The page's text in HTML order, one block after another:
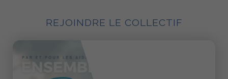
REJOINDRE LE COLLECTIF